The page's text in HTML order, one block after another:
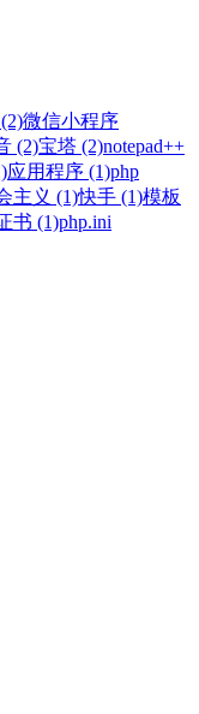
微信小程序
(2)宝塔 (2)notepad++
应用程序 (1)php
主义 (1)快手 (1)模板
书 (1)php.ini